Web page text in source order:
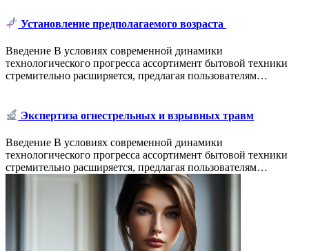
Установление предполагаемого возраста
Введение В условиях современной динамики
технологического прогресса ассортимент бытовой техники
стремительно расширяется, предлагая пользователям…
Экспертиза огнестрельных и взрывных травм
Введение В условиях современной динамики
технологического прогресса ассортимент бытовой техники
стремительно расширяется, предлагая пользователям…